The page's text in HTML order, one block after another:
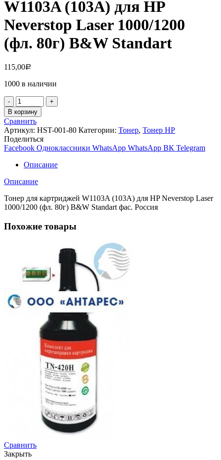
W1103A (103A) для HP
Neverstop Laser 1000/1200
(фл. 80г) B&W Standart
115,00Р
1000 в наличии
Количество
товара
Тонер
для
картриджей
W1103A
(103A)
для
HP
Neverstop
1000/1200
(фл.
B&W
В корзину
Сравнить
Артикул: HST-001-80 Категории: Тонер, Тонер НР
Поделиться
Facebook Одноклассники WhatsApp WhatsApp ВК Telegram
Описание
Описание
Тонер для картриджей W1103A (103A) для HP Neverstop Laser
1000/1200 (фл. 80г) B&W Standart фас. Россия
Похожие товары
Сравнить
Закрыть